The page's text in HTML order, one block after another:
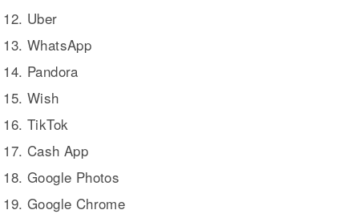
Uber
WhatsApp
Pandora
Wish
TikTok
Cash App
Google Photos
Google Chrome